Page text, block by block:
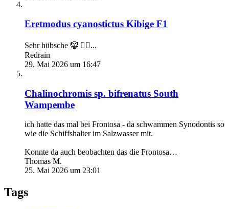
Eretmodus cyanostictus Kibige F1
Sehr hübsche 🤡 👍🏻...
Redrain
29. Mai 2026 um 16:47
Chalinochromis sp. bifrenatus South
Wampembe
ich hatte das mal bei Frontosa - da schwammen Synodontis so
wie die Schiffshalter im Salzwasser mit.
Konnte da auch beobachten das die Frontosa…
Thomas M.
25. Mai 2026 um 23:01
Tags